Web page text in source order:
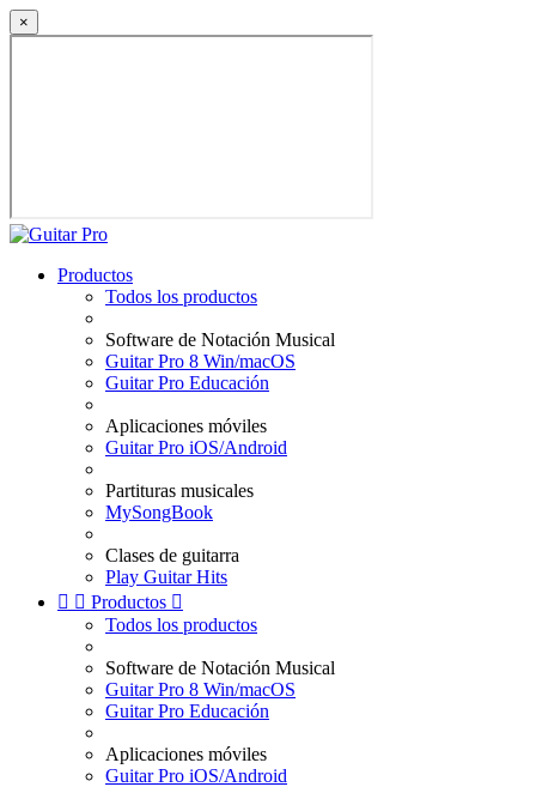
×
Productos
Todos los productos
Software de Notación Musical
Guitar Pro 8 Win/macOS
Guitar Pro Educación
Aplicaciones móviles
Guitar Pro iOS/Android
Partituras musicales
MySongBook
Clases de guitarra
Play Guitar Hits
  Productos 
Todos los productos
Software de Notación Musical
Guitar Pro 8 Win/macOS
Guitar Pro Educación
Aplicaciones móviles
Guitar Pro iOS/Android